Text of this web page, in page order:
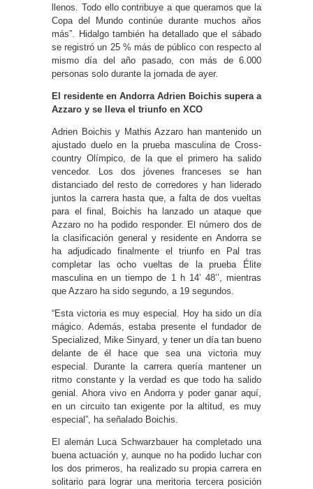
llenos. Todo ello contribuye a que queramos que la
Copa del Mundo continúe durante muchos años
más”. Hidalgo también ha detallado que el sábado
se registró un 25 % más de público con respecto al
mismo día del año pasado, con más de 6.000
personas solo durante la jornada de ayer.
El residente en Andorra Adrien Boichis supera a
Azzaro y se lleva el triunfo en XCO
Adrien Boichis y Mathis Azzaro han mantenido un
ajustado duelo en la prueba masculina de Cross-
country Olímpico, de la que el primero ha salido
vencedor. Los dos jóvenes franceses se han
distanciado del resto de corredores y han liderado
juntos la carrera hasta que, a falta de dos vueltas
para el final, Boichis ha lanzado un ataque que
Azzaro no ha podido responder. El número dos de
la clasificación general y residente en Andorra se
ha adjudicado finalmente el triunfo en Pal tras
completar las ocho vueltas de la prueba Élite
masculina en un tiempo de 1 h 14’ 48’’, mientras
que Azzaro ha sido segundo, a 19 segundos.
“Esta victoria es muy especial. Hoy ha sido un día
mágico. Además, estaba presente el fundador de
Specialized, Mike Sinyard, y tener un día tan bueno
delante de él hace que sea una victoria muy
especial. Durante la carrera quería mantener un
ritmo constante y la verdad es que todo ha salido
genial. Ahora vivo en Andorra y poder ganar aquí,
en un circuito tan exigente por la altitud, es muy
especial”, ha señalado Boichis.
El alemán Luca Schwarzbauer ha completado una
buena actuación y, aunque no ha podido luchar con
los dos primeros, ha realizado su propia carrera en
solitario para lograr una meritoria tercera posición